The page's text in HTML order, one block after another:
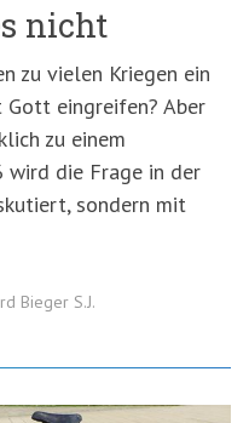
nicht
zu vielen Kriegen ein
Gott eingreifen? Aber
zu einem
die Frage in der
sondern mit
Bieger S.J.